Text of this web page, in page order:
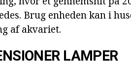
Brug enheden kan i
af akvariet.
LAMPER